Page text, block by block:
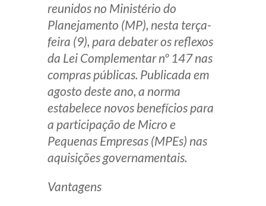
reunidos no Ministério do
Planejamento (MP), nesta terça-
feira (9), para debater os reflexos
da Lei Complementar nº 147 nas
compras públicas. Publicada em
agosto deste ano, a norma
estabelece novos benefícios para
a participação de Micro e
Pequenas Empresas (MPEs) nas
aquisições governamentais.
Vantagens